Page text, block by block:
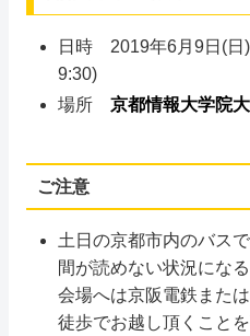
日時 2019年6月9日(日
9:30)
場所京都情報大学院
ご注意
土日の京都市内のバス
間が読めない状況にな
会場へは京阪電鉄また
徒歩でお越し頂くこと